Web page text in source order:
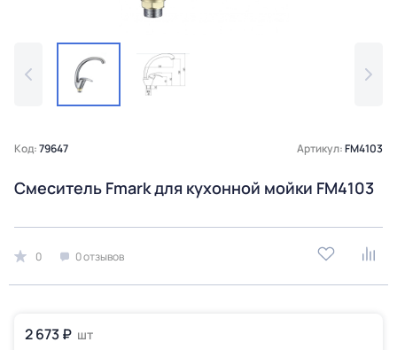
Код:79647 Артикул:FM4103
Смеситель Fmark для кухонной мойки FM4103
0 0 отзывов
2 673 ₽ шт